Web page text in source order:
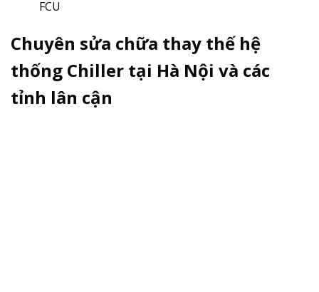
FCU
Chuyên sửa chữa thay thế hệ
thống Chiller tại Hà Nội và các
tỉnh lân cận